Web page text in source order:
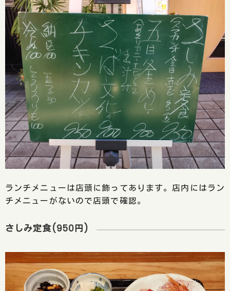
ランチメニューは店頭に飾ってあります。店内にはラン
チメニューがないので店頭で確認。
さしみ定食(950円)